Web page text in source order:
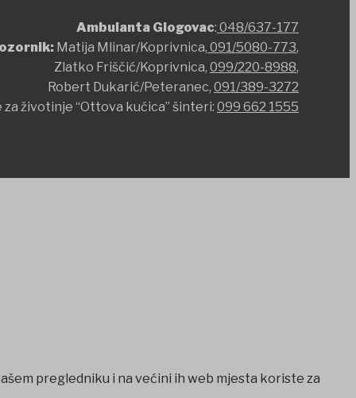
Ambulanta Glogovac: 048/637-177
Matija Mlinar/Koprivnica, 091/5080-773,
Zlatko Friščić/Koprivnica, 099/220-8988,
Robert Dukarić/Peteranec, 091/389-3272
životinje “Ottova kućica” šinteri: 099 662 1555
pregledniku i na većini ih web mjesta koriste za